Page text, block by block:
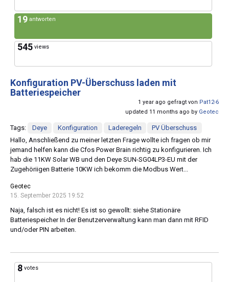
19 antworten
545 views
Konfiguration PV-Überschuss laden mit
Batteriespeicher
1 year ago gefragt von Pat12-6
updated 11 months ago by Geotec
Tags: Deye Konfiguration Laderegeln
PV Überschuss
Hallo, Anschließend zu meiner letzten Frage wollte ich fragen ob mir
jemand helfen kann die Cfos Power Brain richtig zu konfigurieren. Ich
hab die 11KW Solar WB und den Deye SUN-SG04LP3-EU mit der
Zugehöriigen Batterie 10KW ich bekomm die Modbus Wert...
Geotec
15. September 2025 19:52
Naja, falsch ist es nicht! Es ist so gewollt: siehe Stationäre
Batteriespeicher In der Benutzerverwaltung kann man dann mit RFID
und/oder PIN arbeiten.
8 votes